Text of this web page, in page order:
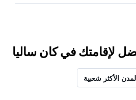
لإقامتك في كان ساليا
الأكثر شعبية